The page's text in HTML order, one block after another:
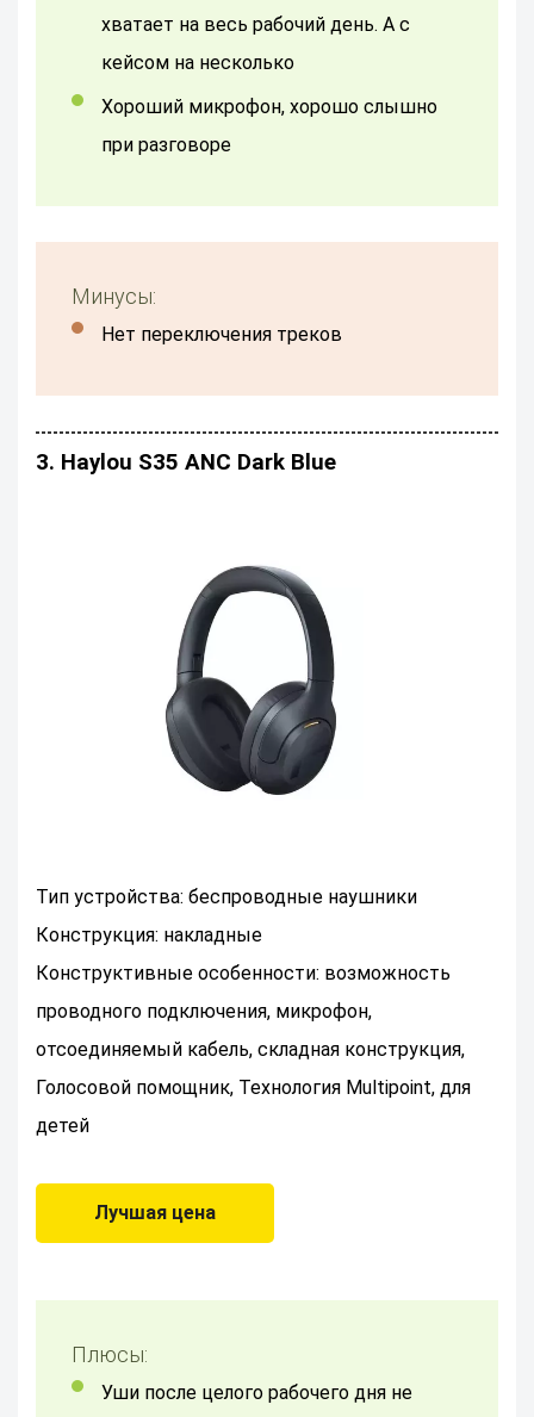
хватает на весь рабочий день. А с
кейсом на несколько
Хороший микрофон, хорошо слышно
при разговоре
Минусы:
Нет переключения треков
3. Haylou S35 ANC Dark Blue
Тип устройства: беспроводные наушники
Конструкция: накладные
Конструктивные особенности: возможность
проводного подключения, микрофон,
отсоединяемый кабель, складная конструкция,
Голосовой помощник, Технология Multipoint, для
детей
Лучшая цена
Плюсы:
уши после целого рабочего дня не